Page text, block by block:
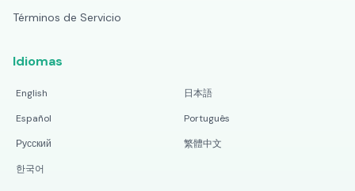
Términos de Servicio
Idiomas
English
日本語
Español
Português
Русский
繁體中文
한국어